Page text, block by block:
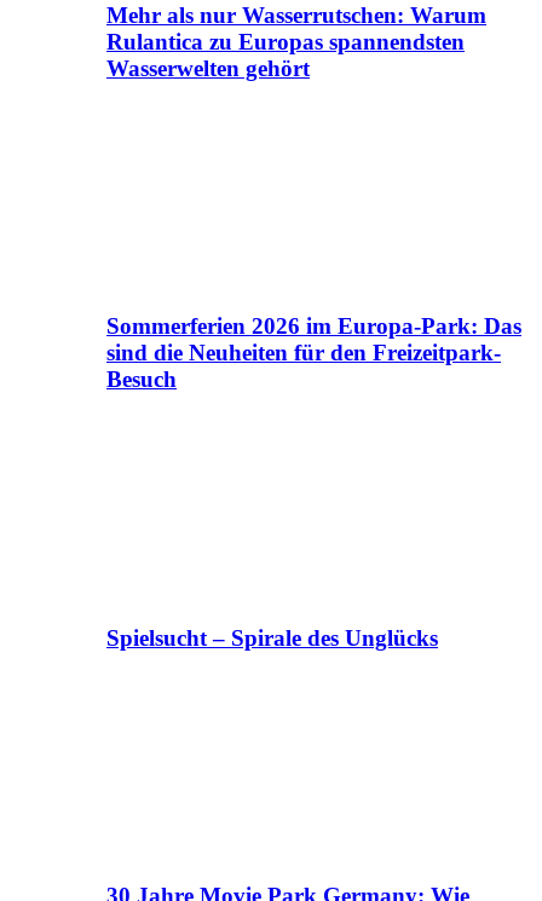
Mehr als nur Wasserrutschen: Warum
Rulantica zu Europas spannendsten
Wasserwelten gehört
Sommerferien 2026 im Europa-Park: Das
sind die Neuheiten für den Freizeitpark-
Besuch
Spielsucht – Spirale des Unglücks
30 Jahre Movie Park Germany: Wie